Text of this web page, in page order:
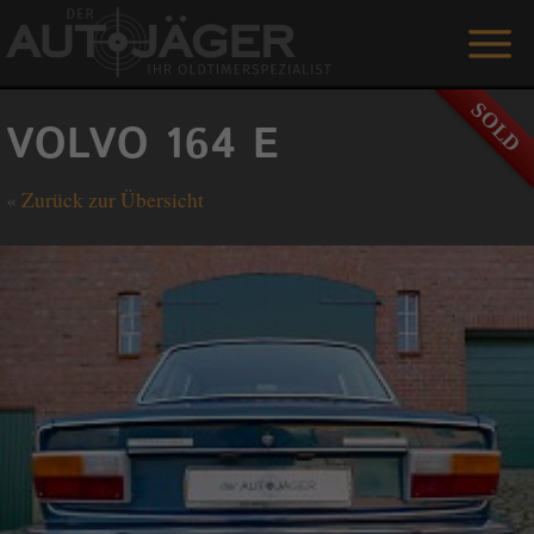
ANGEBOTE
DER AUTOJÄGER
GÄSTEBUCH
KONTAKT
ENGLISH
0 1515 / 466 66 80
VOLVO 164 E
« Zurück zur Übersicht